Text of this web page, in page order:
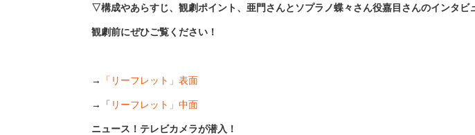
▽構成やあらすじ、観劇ポイント、亜門さんとソプラノ蝶々さん役嘉目さんのインタビ
観劇前にぜひご覧ください！
→ 「リーフレット」表面
→「 リーフレット」中面
ニュース！テレビカメラが潜入！